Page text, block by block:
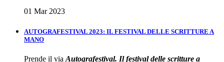
01 Mar 2023
AUTOGRAFESTIVAL 2023: IL FESTIVAL DELLE SCRITTURE A
MANO
Prende il via Autografestival. Il festival delle scritture a